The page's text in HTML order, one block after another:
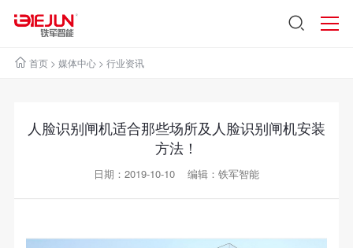
首页> 媒体中心> 行业资讯
人脸识别闸机适合那些场所及人脸识别闸机安装
方法！
日期：2019-10-10 编辑：铁军智能